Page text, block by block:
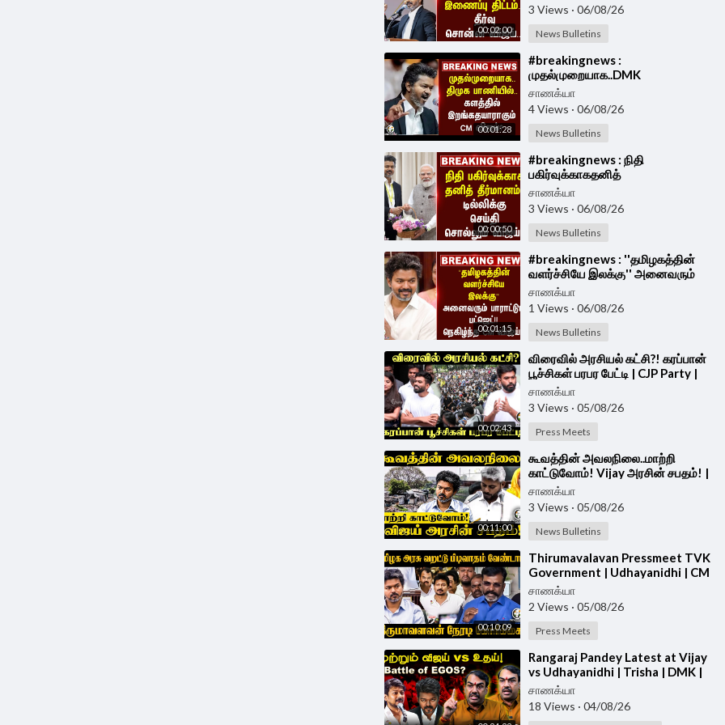
00:02:00
Government
3 Views · 06/08/26
News Bulletins
00:01:28
⁣#breakingnews :
முதல்முறையாக..DMK
பாணியில்..களத்தில் இறங்க
தயாராகும் CM Vijay? | TVK Govt
சாணக்யா
4 Views · 06/08/26
News Bulletins
00:00:50
⁣#breakingnews : நிதி
பகிர்வுக்காகதனித்
தீர்மானம்..டில்லிக்கு செய்தி சொல்லும்
Vijay | TVK Government
சாணக்யா
3 Views · 06/08/26
News Bulletins
00:01:15
⁣#breakingnews : ''தமிழகத்தின்
வளர்ச்சியே இலக்கு'' அனைவரும்
பாராட்டும் Budget!! நெகிழ்ந்த CM
Vijay!!
சாணக்யா
1 Views · 06/08/26
News Bulletins
00:02:43
⁣விரைவில் அரசியல் கட்சி?! கரப்பான்
பூச்சிகள் பரபர பேட்டி | CJP Party |
Press Meet
சாணக்யா
3 Views · 05/08/26
Press Meets
00:11:00
⁣கூவத்தின் அவலநிலை..மாற்றி
காட்டுவோம்! Vijay அரசின் சபதம்! |
CM Vijay | TVK Government
சாணக்யா
3 Views · 05/08/26
News Bulletins
00:10:09
⁣Thirumavalavan Pressmeet TVK
Government | Udhayanidhi | CM
Vijay | VCK
சாணக்யா
2 Views · 05/08/26
Press Meets
⁣Rangaraj Pandey Latest at Vijay
vs Udhayanidhi | Trisha | DMK |
TVK | Stalin | Police | TN Govt
சாணக்யா
18 Views · 04/08/26